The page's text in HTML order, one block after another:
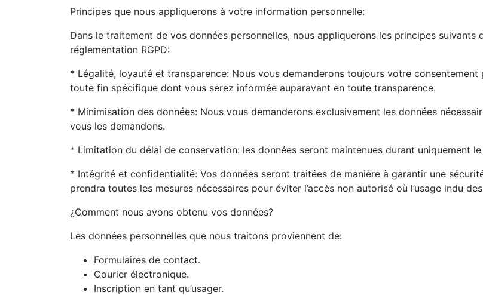
Principes que nous appliquerons à votre information personnelle:
Dans le traitement de vos données personnelles, nous appliquerons les principes suivants
réglementation RGPD:
* Légalité, loyauté et transparence: Nous vous demanderons toujours votre
toute fin spécifique dont vous serez informée auparavant en toute transparence.
* Minimisation des données: Nous vous demanderons exclusivement les données
vous les demandons.
* Limitation du délai de conservation: les données seront maintenues durant uniquement
* Intégrité et confidentialité: Vos données seront traitées de manière à garantir une
prendra toutes les mesures nécessaires pour éviter l’accès non autorisé où l’usage indu
¿Comment nous avons obtenu vos données?
Les données personnelles que nous traitons proviennent de:
Formulaires de contact.
Courier électronique.
Inscription en tant qu’usager.